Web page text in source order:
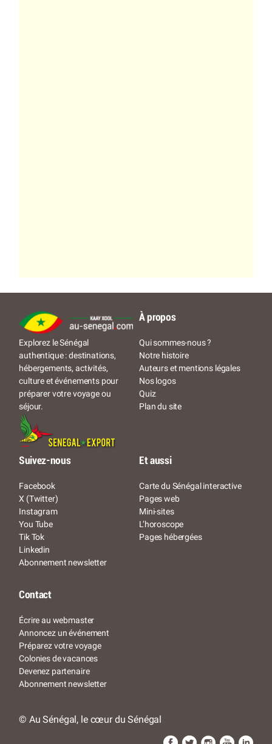
Explorez le Sénégal
authentique : destinations,
hébergements, activités,
culture et événements pour
préparer votre voyage ou
séjour.
À propos
Qui sommes-nous ?
Notre histoire
Auteurs et mentions légales
Nos logos
Quiz
Plan du site
Suivez-nous
Facebook
X (Twitter)
Instagram
You Tube
Tik Tok
Linkedin
Abonnement newsletter
Et aussi
Carte du Sénégal interactive
Pages web
Mini-sites
L’horoscope
Pages hébergées
Contact
Écrire au webmaster
Annoncez un événement
Préparez votre voyage
Colonies de vacances
Devenez partenaire
Abonnement newsletter
© Au Sénégal, le cœur du Sénégal